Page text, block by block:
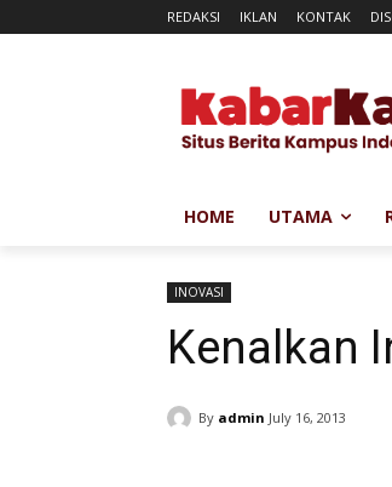
REDAKSI IKLAN KONTAK
HOME UTAMA
INOVASI
Kenalkan
By admin July 16, 2013